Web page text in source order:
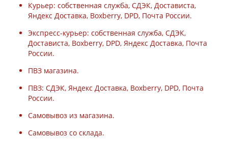
Курьер: собственная служба, СДЭК, Достависта,
Яндекс Доставка, Boxberry, DPD, Почта России.
Экспресс-курьер: собственная служба, СДЭК,
Достависта, Boxberry, DPD, Яндекс Доставка, Почта
России.
ПВЗ магазина.
ПВЗ: СДЭК, Яндекс Доставка, Boxberry, DPD, Почта
России.
Самовывоз из магазина.
Самовывоз со склада.